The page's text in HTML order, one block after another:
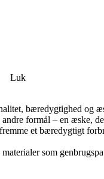
Luk
bæredygtighed og
formål – en æske,
et bæredygtigt
som